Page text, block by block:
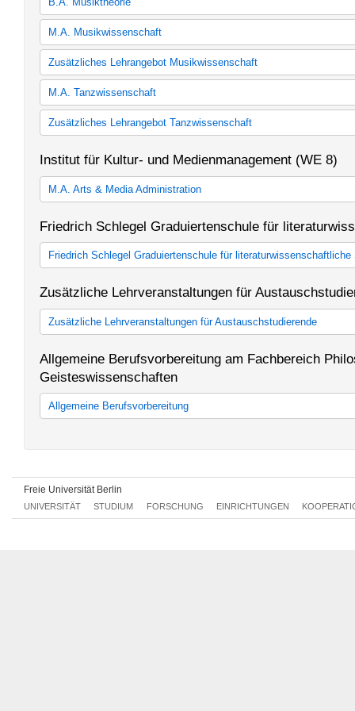
30 LP Musiktheorie (StO und PO gültig ab WS 06/07)
30 LP Musiktheorie (StO und PO gültig ab WS 11/12)
M.A. Musikwissenschaft
M.A. Musikwissenschaft
Zusätzliches Lehrangebot Musikwissenschaft
Zusätzliches Lehrangebot Musikwissenschaft
M.A. Tanzwissenschaft
M.A. Tanzwissenschaft
Zusätzliches Lehrangebot Tanzwissenschaft
Institut für Kultur- und Medienmanagement (WE 8)
M.A. Arts & Media Administration
Friedrich Schlegel Graduiertenschule für
Friedrich Schlegel Graduiertenschule für literaturwissenschaftliche
Graduate School of Literary Studies)
Zusätzliche Lehrveranstaltungen für
Zusätzliche Lehrveranstaltungen für Austauschstudierende
Allgemeine Berufsvorbereitung am Fachbereich
Geisteswissenschaften
Allgemeine Berufsvorbereitung
Freie Universität Berlin
UNIVERSITÄT STUDIUM FORSCHUNG EINRICHTUNGEN